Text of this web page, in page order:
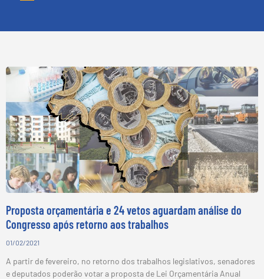
Proposta orçamentária e 24 vetos aguardam análise do
Congresso após retorno aos trabalhos
01/02/2021
A partir de fevereiro, no retorno dos trabalhos legislativos, senadores
e deputados poderão votar a proposta de Lei Orçamentária Anual